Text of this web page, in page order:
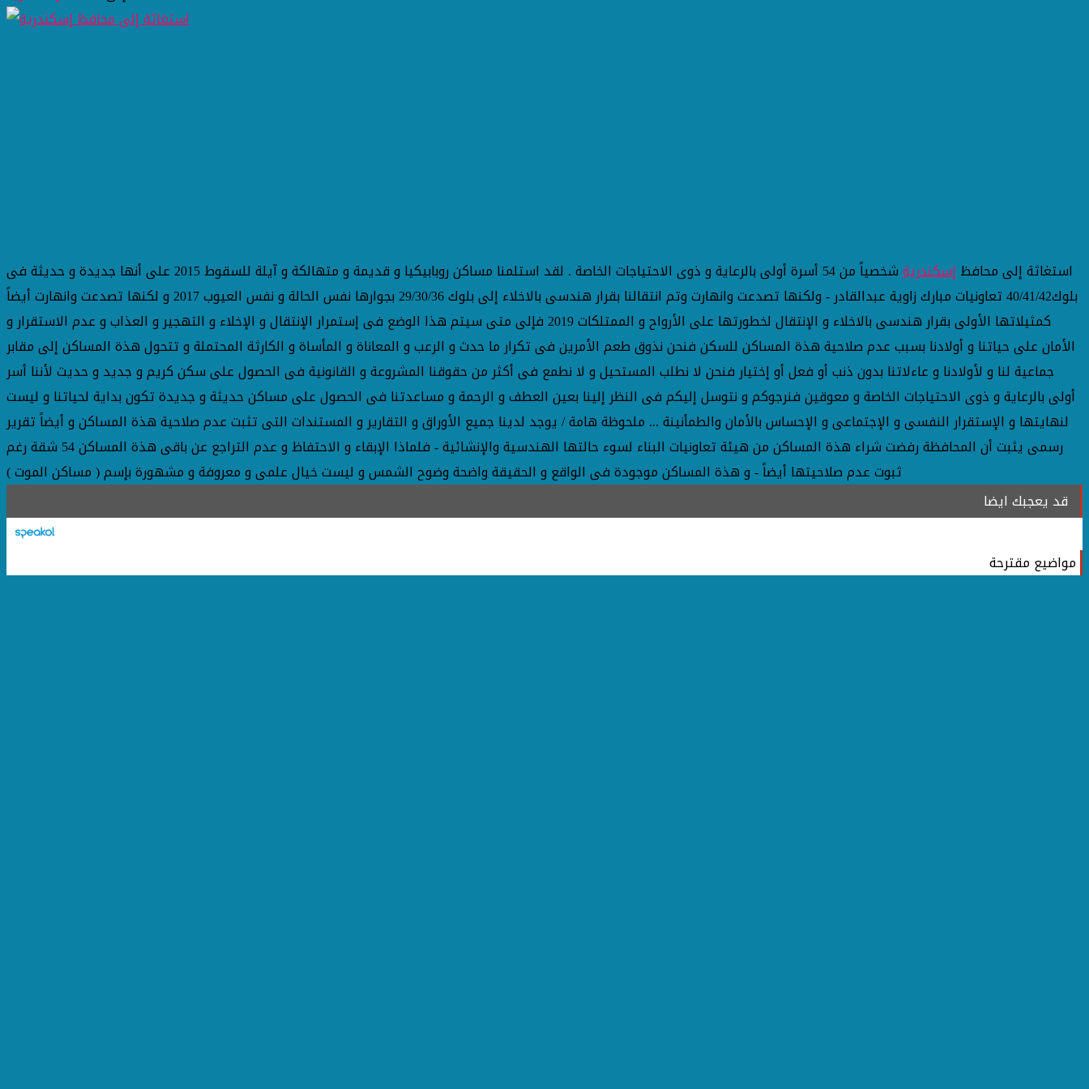
استغاثة إلى محافظ إسكندرية
شخصياً من 54 أسرة أولى بالرعاية و ذوى الاحتياجات الخاصة . لقد استلمنا مساكن روبابيكيا و قديمة و متهالكة و آيلة للسقوط 2015 على أنها جديدة و حديثة فى
بلوك40/41/42 تعاونيات مبارك زاوية عبدالقادر - ولكنها تصدعت وانهارت وتم انتقالنا بقرار هندسى بالاخلاء إلى بلوك 29/30/36 بجوارها نفس الحالة و نفس العيوب 2017 و لكنها تصدعت وانهارت أيضاً
كمثيلاتها الأولى بقرار هندسى بالاخلاء و الإنتقال لخطورتها على الأرواح و الممتلكات 2019 فإلى متى سيتم هذا الوضع فى إستمرار الإنتقال و الإخلاء و التهجير و العذاب و عدم الاستقرار و
الأمان على حياتنا و أولادنا بسبب عدم صلاحية هذة المساكن للسكن فنحن نذوق طعم الأمرين فى تكرار ما حدث و الرعب و المعاناة و المأساة و الكارثة المحتملة و تتحول هذة المساكن إلى مقابر
جماعية لنا و لأولادنا و عاءلاتنا بدون ذنب أو فعل أو إختيار فنحن لا نطلب المستحيل و لا نطمع فى أكثر من حقوقنا المشروعة و القانونية فى الحصول على سكن كريم و جديد و حديث لأننا أسر
أولى بالرعاية و ذوى الاحتياجات الخاصة و معوقين فنرجوكم و نتوسل إليكم فى النظر إلينا بعين العطف و الرحمة و مساعدتنا فى الحصول على مساكن حديثة و جديدة تكون بداية لحياتنا و ليست
لنهايتها و الإستقرار النفسى و الإجتماعى و الإحساس بالأمان والطمأنينة ... ملحوظة هامة / يوجد لدينا جميع الأوراق و التقارير و المستندات التى تثبت عدم صلاحية هذة المساكن و أيضاً تقرير
رسمى يثبت أن المحافظة رفضت شراء هذة المساكن من هيئة تعاونيات البناء لسوء حالتها الهندسية والإنشائية - فلماذا الإبقاء و الاحتفاظ و عدم التراجع عن باقى هذة المساكن 54 شقة رغم
ثبوت عدم صلاحيتها أيضاً - و هذة المساكن موجودة فى الواقع و الحقيقة واضحة وضوح الشمس و ليست خيال علمى و معروفة و مشهورة بإسم ( مساكن الموت )
قد يعجبك ايضا
مواضيع مقترحة